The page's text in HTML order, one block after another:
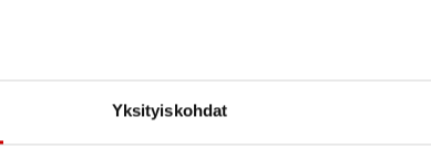
Yksityiskohdat
samassa
yhdessä tekemisen ja
Osa kursseista on
asiaa (esim. liikunta,